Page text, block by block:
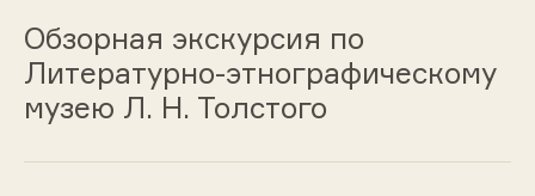
Обзорная экскурсия по
Литературно-этнографическому
музею Л. Н. Толстого